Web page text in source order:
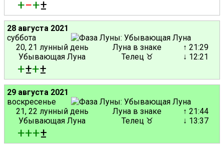
+−+±
28 августа 2021
суббота
20, 21 лунный день
Убывающая Луна
Луна в знаке
Телец ♉
↑ 21:29
↓ 12:21
+±+±
29 августа 2021
воскресенье
21, 22 лунный день
Убывающая Луна
Луна в знаке
Телец ♉
↑ 21:44
↓ 13:37
+++±